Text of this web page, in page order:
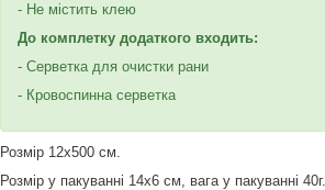
- Не містить клею
До комплетку додаткого входить:
- Серветка для очистки рани
- Кровоспинна серветка
Розмір 12х500 см.
Розмір у пакуванні 14х6 см, вага у пакуванні 40г.